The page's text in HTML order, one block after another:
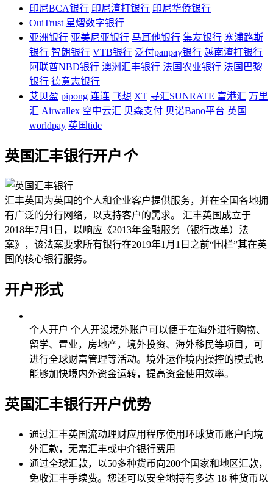
印尼BCA银行 印尼渣打银行 印尼华侨银行
OuiTrust 星熠数字银行
亚洲银行 亚美尼亚银行 马耳他银行 集友银行 塞浦路斯
银行 智朗银行 VTB银行 泛付panpay银行 越南渣打银行
阿联酋NBD银行 澳洲汇丰银行 法国农业银行 法国巴黎
银行 德意志银行
艾贝盈 pipong 连连 飞想 XT 寻汇SUNRATE 富港汇 万里
汇 Airwallex 空中云汇 贝森支付 贝诺Bano平台 英国
worldpay 英国tide
英国汇丰银行开户个
​汇丰英国为英国的个人和企业客户提供服务，并在全国各地拥
有广泛的分行网络，以支持客户的需求。 汇丰英国成立于
2018年7月1日，以响应《2013年金融服务（银行改革）法
案》，该法案要求所有银行在2019年1月1日之前“围栏”其在英
国的核心银行服务。
开户形式
个人开户 个人开设境外账户可以便于在海外进行购物、
留学、置业，房地产，境外投资、海外移民等项目，可
进行全球财富管理等活动。境外运作境内操控的模式也
能够加快境内外资金运转，提高资金使用效率。
英国汇丰银行开户优势
通过汇丰英国流动理财应用程序使用环球货币账户向境
外汇款，无需汇丰或中介银行费用
通过全球汇款，以50多种货币向200个国家和地区汇款，
免收汇丰手续费。您还可以安全地持有多达 18 种货币以